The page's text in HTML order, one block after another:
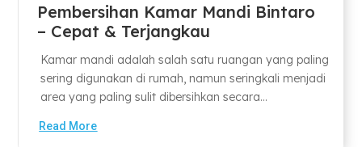
Pembersihan Kamar Mandi Bintaro
– Cepat & Terjangkau
Kamar mandi adalah salah satu ruangan yang paling
sering digunakan di rumah, namun seringkali menjadi
area yang paling sulit dibersihkan secara...
Read More